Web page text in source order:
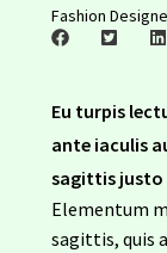
New Arrivals
Política de
Shop
Fashion
Eu turpis
ante iaculis
sagittis justo
Elementum
sagittis, quis